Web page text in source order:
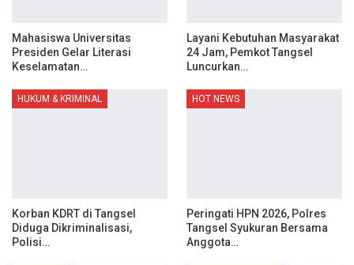
Mahasiswa Universitas
Presiden Gelar Literasi
Keselamatan…
Layani Kebutuhan Masyarakat
24 Jam, Pemkot Tangsel
Luncurkan…
HUKUM & KRIMINAL
Korban KDRT di Tangsel
Diduga Dikriminalisasi,
Polisi…
HOT NEWS
Peringati HPN 2026, Polres
Tangsel Syukuran Bersama
Anggota…